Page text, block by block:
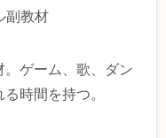
副教材
ゲーム、歌、ダン
時間を持つ。